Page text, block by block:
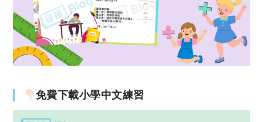
免費下載小學中文練習